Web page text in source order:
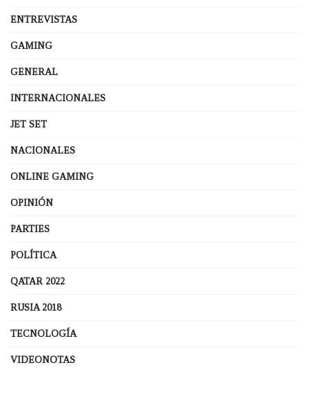
ENTREVISTAS
GAMING
GENERAL
INTERNACIONALES
JET SET
NACIONALES
ONLINE GAMING
OPINIÓN
PARTIES
POLÍTICA
QATAR 2022
RUSIA 2018
TECNOLOGÍA
VIDEONOTAS